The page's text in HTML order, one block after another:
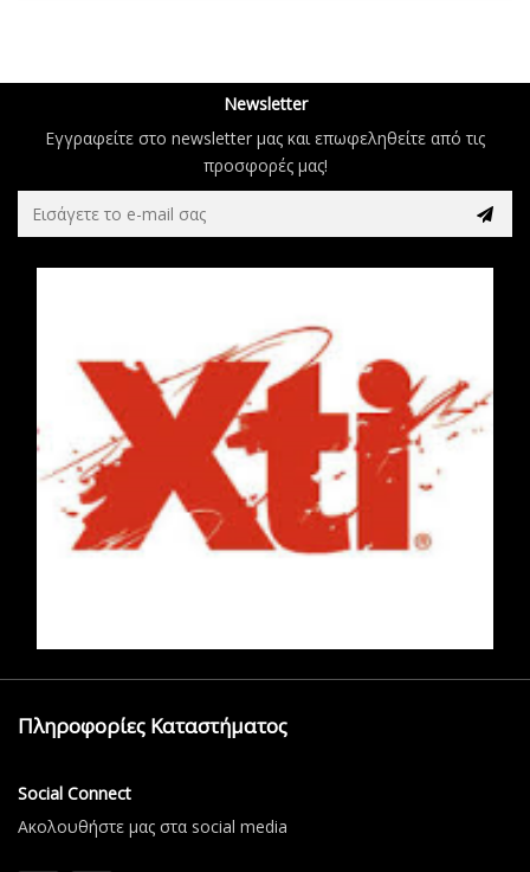
Newsletter
Εγγραφείτε στο newsletter μας και επωφεληθείτε από τις
προσφορές μας!
Πληροφορίες Καταστήματος
Social Connect
Aκολουθήστε μας στα social media